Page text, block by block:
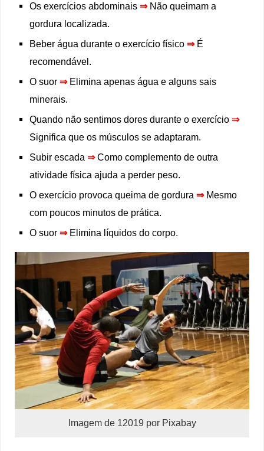
Os exercícios abdominais ⇒Não queimam a
gordura localizada.
Beber água durante o exercício físico ⇒É
recomendável.
O suor ⇒Elimina apenas água e alguns sais
minerais.
Quando não sentimos dores durante o exercício ⇒
Significa que os músculos se adaptaram.
Subir escada ⇒Como complemento de outra
atividade física ajuda a perder peso.
O exercício provoca queima de gordura ⇒Mesmo
com poucos minutos de prática.
O suor ⇒Elimina líquidos do corpo.
Imagem de 12019 por Pixabay